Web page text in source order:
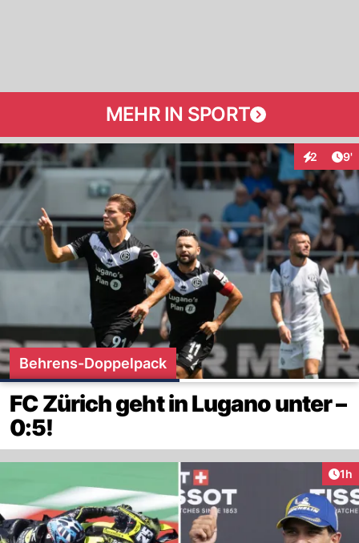
MEHR IN SPORT
2 9'
Behrens-Doppelpack
FC Zürich geht in Lugano unter –
0:5!
1h